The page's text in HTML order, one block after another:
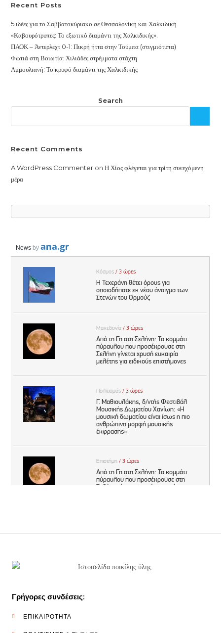
Recent Posts
5 ιδέες για το Σαββατοκύριακο σε Θεσσαλονίκη και Χαλκιδική
«Καβουρότρυπες: Το εξωτικό διαμάντι της Χαλκιδικής».
ΠΑΟΚ – Άντερλεχτ 0-1: Πικρή ήττα στην Τούμπα (στιγμιότυπα)
Φωτιά στη Βοιωτία: Χιλιάδες στρέμματα στάχτη
Αμμουλιανή: Το κρυφό διαμάντι της Χαλκιδικής
Search
Recent Comments
A WordPress Commenter onΗ Χίος φλέγεται για τρίτη συνεχόμενη
μέρα
Γρήγορες συνδέσεις:
ΕΠΙΚΑΙΡΟΤΗΤΑ